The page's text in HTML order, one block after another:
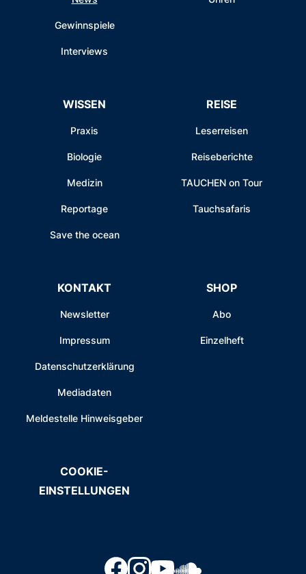
Gewinnspiele
Interviews
WISSEN
Praxis
Biologie
Medizin
Reportage
Save the ocean
REISE
Leserreisen
Reiseberichte
TAUCHEN on Tour
Tauchsafaris
KONTAKT
Newsletter
Impressum
Datenschutzerklärung
Mediadaten
Meldestelle Hinweisgeber
SHOP
Abo
Einzelheft
COOKIE-
EINSTELLUNGEN